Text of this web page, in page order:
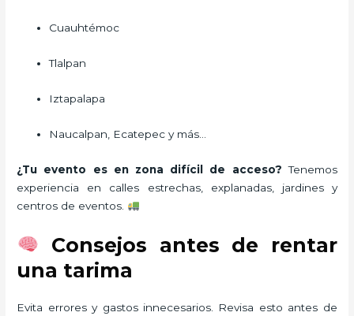
Cuauhtémoc
Tlalpan
Iztapalapa
Naucalpan, Ecatepec y más…
¿Tu evento es en zona difícil de acceso? Tenemos
experiencia en calles estrechas, explanadas, jardines y
centros de eventos.
Consejos antes de rentar
una tarima
Evita errores y gastos innecesarios. Revisa esto antes de